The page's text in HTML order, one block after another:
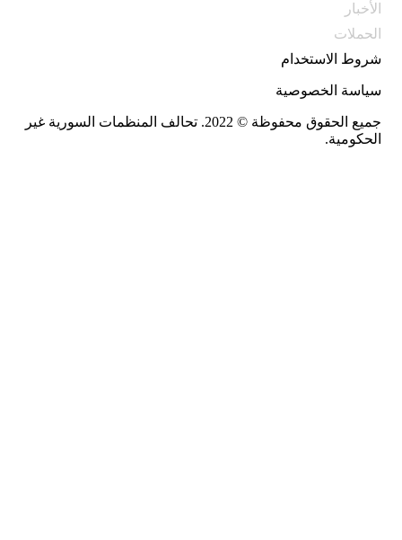
الأخبار
الحملات
شروط الاستخدام
سياسة الخصوصية
جميع الحقوق محفوظة © 2022. تحالف المنظمات السورية غير
الحكومية.